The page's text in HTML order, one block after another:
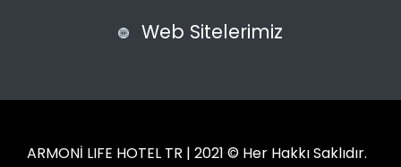
Web Sitelerimiz
ARMONİ LIFE HOTEL TR | 2021 © Her Hakkı Saklıdır.